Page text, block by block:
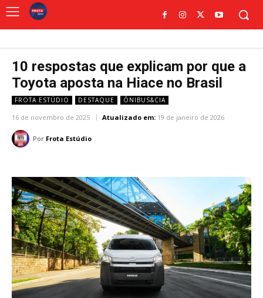
10 respostas que explicam por que a
Toyota aposta na Hiace no Brasil
FROTA ESTÚDIO DESTAQUE ÔNIBUS&CIA
16 de novembro de 2025 Atualizado em: 19 de janeiro de 2026
Por Frota Estúdio